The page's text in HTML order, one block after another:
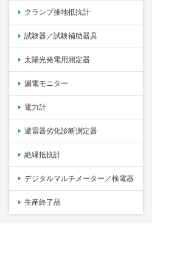
クランプ接地抵抗計
試験器／試験補助器具
太陽光発電用測定器
漏電モニター
電力計
避雷器劣化診断測定器
絶縁抵抗計
デジタルマルチメーター／検電器
生産終了品